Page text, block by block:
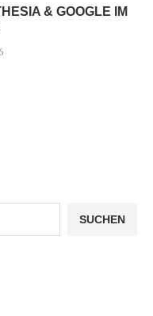
& GOOGLE IM
SUCHEN